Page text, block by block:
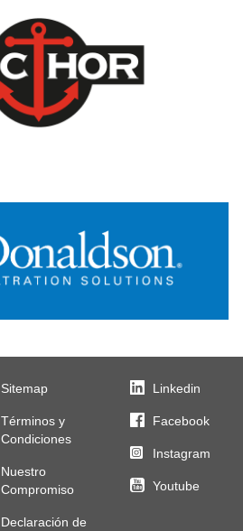
Sitemap
Términos y
Condiciones
Nuestro
Compromiso
Declaración de
Linkedin
Facebook
Instagram
Youtube